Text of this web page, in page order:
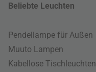
Beliebte Leuchten
Pendellampe für Außen
Muuto Lampen
Kabellose Tischleuchten